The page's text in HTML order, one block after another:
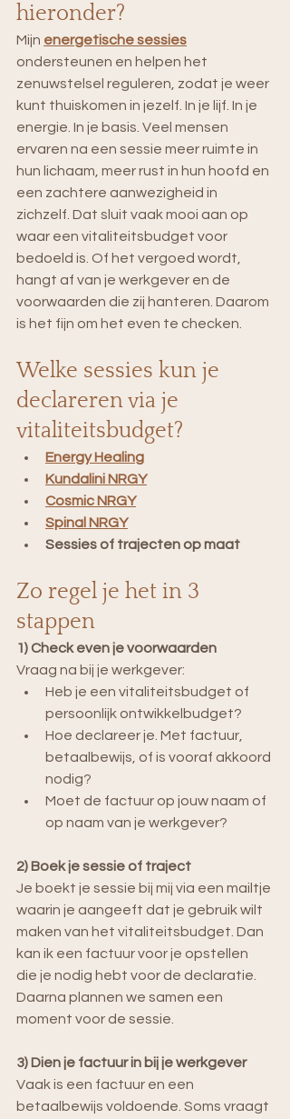
hieronder?
Mijn energetische sessies
ondersteunen en helpen het
zenuwstelsel reguleren, zodat je weer
kunt thuiskomen in jezelf. In je lijf. In je
energie. In je basis. Veel mensen
ervaren na een sessie meer ruimte in
hun lichaam, meer rust in hun hoofd en
een zachtere aanwezigheid in
zichzelf. Dat sluit vaak mooi aan op
waar een vitaliteitsbudget voor
bedoeld is. Of het vergoed wordt,
hangt af van je werkgever en de
voorwaarden die zij hanteren. Daarom
is het fijn om het even te checken.
Welke sessies kun je
declareren via je
vitaliteitsbudget?
Energy Healing
Kundalini NRGY
Cosmic NRGY
Spinal NRGY
Sessies of trajecten op maat
Zo regel je het in 3
stappen
1) Check even je voorwaarden
Vraag na bij je werkgever:
Heb je een vitaliteitsbudget of
persoonlijk ontwikkelbudget?
Hoe declareer je. Met factuur,
betaalbewijs, of is vooraf akkoord
nodig?
Moet de factuur op jouw naam of
op naam van je werkgever?
2) Boek je sessie of traject
Je boekt je sessie bij mij via een mailtje
waarin je aangeeft dat je gebruik wilt
maken van het vitaliteitsbudget. Dan
kan ik een factuur voor je opstellen
die je nodig hebt voor de declaratie.
Daarna plannen we samen een
moment voor de sessie.
3) Dien je factuur in bij je werkgever
Vaak is een factuur en een
betaalbewijs voldoende. Soms vraagt